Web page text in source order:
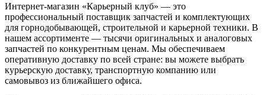
Интернет-магазин «Карьерный клуб» — это
профессиональный поставщик запчастей и комплектующих
для горнодобывающей, строительной и карьерной техники. В
нашем ассортименте — тысячи оригинальных и аналоговых
запчастей по конкурентным ценам. Мы обеспечиваем
оперативную доставку по всей стране: вы можете выбрать
курьерскую доставку, транспортную компанию или
самовывоз из ближайшего офиса.